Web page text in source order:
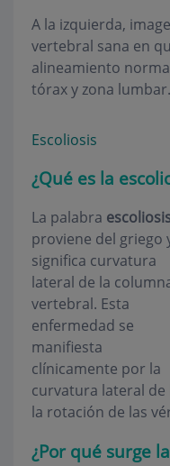
A la izquierda,
vertebral sana en
alineamiento
tórax y zona lumbar.
Escoliosis
¿Qué es la
La palabra
proviene del griego
significa curvatura
lateral de la
vertebral. Esta
enfermedad se
manifiesta
clínicamente por la
curvatura lateral
la rotación de las
¿Por qué surge